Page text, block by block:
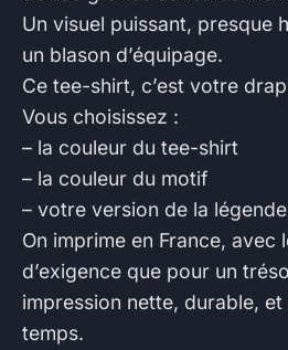
Un visuel puissant, presque
un blason d’équipage.
Ce tee-shirt, c’est votre
Vous choisissez :
– la couleur du tee-shirt
– la couleur du motif
– votre version de la légende
On imprime en France, avec
d’exigence que pour un
impression nette, durable,
temps.